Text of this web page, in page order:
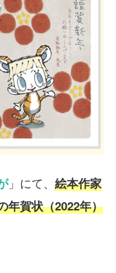
」にて、 絵本作家
年賀状（2022年）